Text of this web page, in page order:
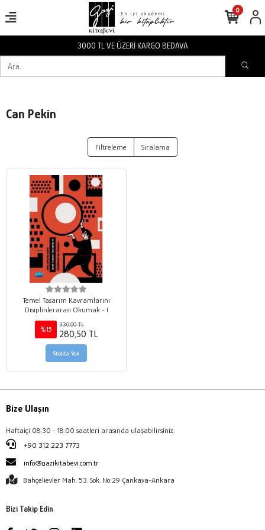
3000 TL VE ÜZERİ KARGO BEDAVA
0
Can Pekin
Filtreleme Sıralama
Temel Tasarım Kavramlarını
Disiplinlerarası Okumak - I
%15
330,00 TL
280,50 TL
Stokta Yok
Bize Ulaşın
Haftaiçi 08:30 - 18:00 saatleri arasında ulaşabilirsiniz.
+90 312 223 7773
info@gazikitabevi.com.tr
Bahçelievler Mah. 53. Sok. No:29 Çankaya-Ankara
Bizi Takip Edin